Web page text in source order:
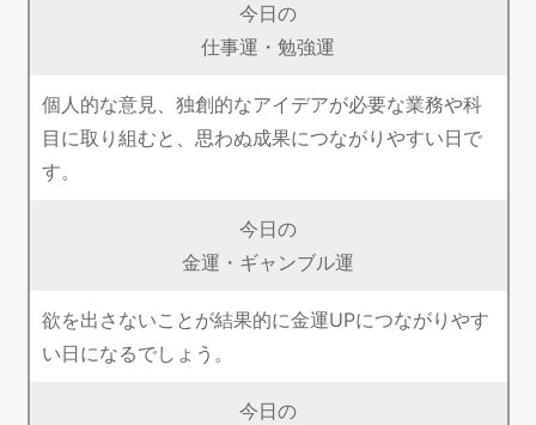
今日の
仕事運・勉強運
個人的な意見、独創的なアイデアが必要な業務や科
目に取り組むと、思わぬ成果につながりやすい日で
す。
今日の
金運・ギャンブル運
欲を出さないことが結果的に金運UPにつながりやす
い日になるでしょう。
今日の